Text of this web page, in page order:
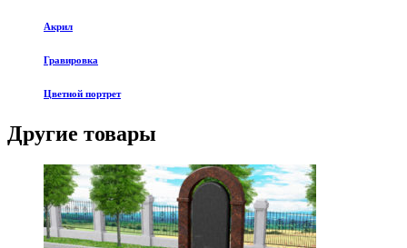
Акрил
Гравировка
Цветной портрет
Другие товары